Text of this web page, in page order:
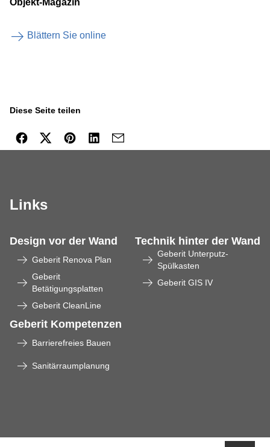
Objekt-Magazin
Blättern Sie online
Diese Seite teilen
Links
Design vor der Wand
Geberit Renova Plan
Geberit
Betätigungsplatten
Geberit CleanLine
Technik hinter der Wand
Geberit Unterputz-
Spülkasten
Geberit GIS IV
Geberit Kompetenzen
Barrierefreies Bauen
Sanitärraumplanung